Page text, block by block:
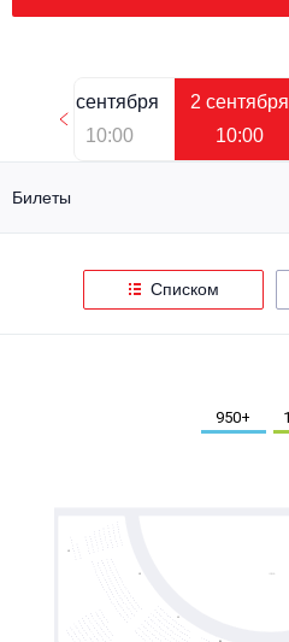
1 сентября
10:00
2 сентября
10:00
Билеты
Списком